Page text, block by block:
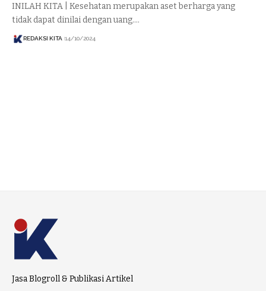
INILAH KITA | Kesehatan merupakan aset berharga yang
tidak dapat dinilai dengan uang.…
REDAKSI KITA 14/10/2024
Jasa Blogroll & Publikasi Artikel